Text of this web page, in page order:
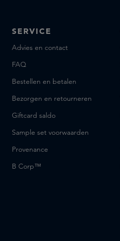
SERVICE
Advies en contact
FAQ
Bestellen en betalen
Bezorgen en retourneren
Giftcard saldo
Sample set voorwaarden
Provenance
B Corp™